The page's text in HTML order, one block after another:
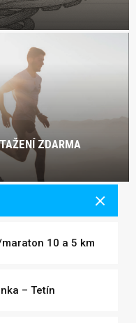
ZDARMA
10 a 5 km
– Tetín